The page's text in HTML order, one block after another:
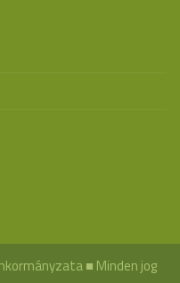
■ Minden jog